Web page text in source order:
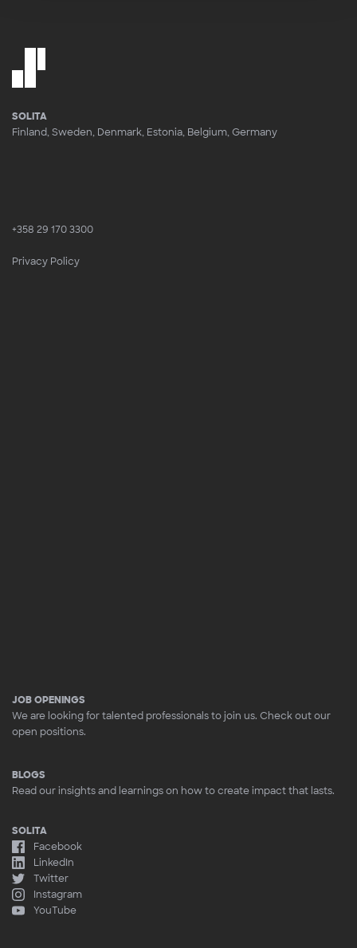
SOLITA
Finland, Sweden, Denmark, Estonia, Belgium, Germany
+358 29 170 3300
Privacy Policy
JOB OPENINGS
We are looking for talented professionals to join us. Check out our
open positions.
BLOGS
Read our insights and learnings on how to create impact that lasts.
SOLITA
Facebook
LinkedIn
Twitter
Instagram
YouTube